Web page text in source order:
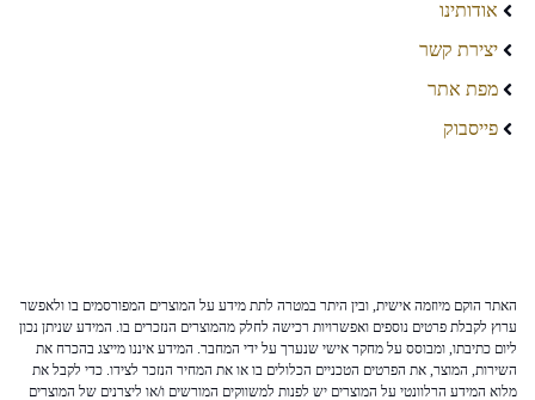
אודותינו
יצירת קשר
מפת אתר
פייסבוק
האתר הוקם מיוזמה אישית, ובין היתר במטרה לתת מידע על המוצרים המפורסמים בו ולאפשר
ערוץ לקבלת פרטים נוספים ואפשרויות רכישה לחלק מהמוצרים הנזכרים בו. המידע שניתן נכון
ליום כתיבתו, ומבוסס על מחקר אישי שנערך על ידי המחבר. המידע איננו מייצג בהכרח את
השירות, המוצר, את הפרטים הטכניים הכלולים בו או את המחיר הנזכר לצידו. כדי לקבל את
מלוא המידע הרלוונטי על המוצרים יש לפנות למשווקים המורשים ו/או ליצרנים של המוצרים